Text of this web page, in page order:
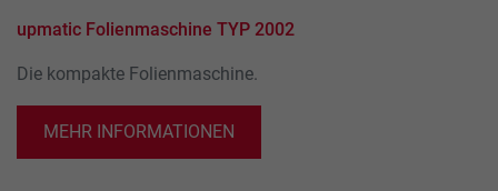
upmatic Folienmaschine TYP 2002
Die kompakte Folienmaschine.
MEHR INFORMATIONEN